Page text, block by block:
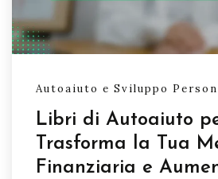
Autoaiuto e Sviluppo
Libri di Autoaiuto
Trasforma la Tua
Finanziaria e